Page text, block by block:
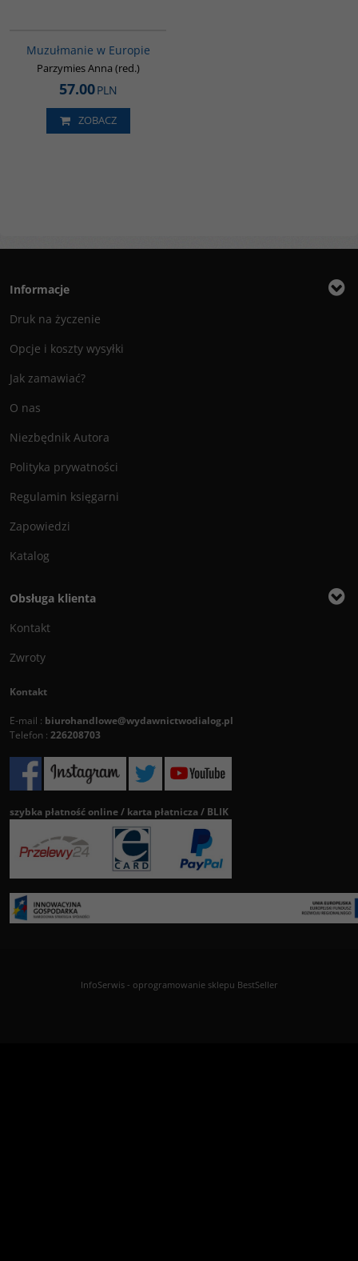
Muzułmanie w Europie
Parzymies Anna (red.)
57.00PLN
ZOBACZ
Informacje
Druk na życzenie
Opcje i koszty wysyłki
Jak zamawiać?
O nas
Niezbędnik Autora
Polityka prywatności
Regulamin księgarni
Zapowiedzi
Katalog
Obsługa klienta
Kontakt
Zwroty
Kontakt
E-mail : biurohandlowe@wydawnictwodialog.pl
Telefon : 226208703
szybka płatność online / karta płatnicza / BLIK
InfoSerwis- oprogramowanie sklepu BestSeller